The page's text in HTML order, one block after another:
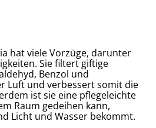
hat viele Vorzüge, darunter
Sie filtert giftige
Benzol und
Luft und verbessert somit die
ist sie eine pflegeleichte
Raum gedeihen kann,
Licht und Wasser bekommt.